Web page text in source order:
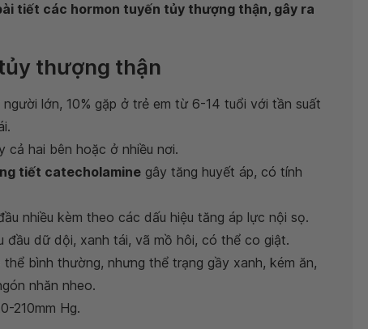
tiết các hormon tuyến tủy thượng thận, gây ra
thượng thận
người lớn, 10% gặp ở trẻ em từ 6-14 tuổi với tần suất
cả hai bên hoặc ở nhiều nơi.
tiết catecholamine gây tăng huyết áp, có tính
nhiều kèm theo các dấu hiệu tăng áp lực nội sọ.
đầu dữ dội, xanh tái, vã mồ hôi, có thể co giật.
bình thường, nhưng thể trạng gầy xanh, kém ăn,
nhăn nheo.
210mm Hg.